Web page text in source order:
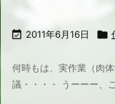
 2011年6月16日 
何時もは、実作業（肉
議・・・・ うーーー、